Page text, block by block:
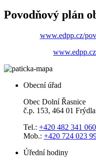
Povodňový plán
www.edpp.cz/
Obecní úřad
Obec Dolní Řasnice
č.p. 153, 464 01
Tel.: +420 482 341 060
Mob.: +420 724 023
Úřední hodiny